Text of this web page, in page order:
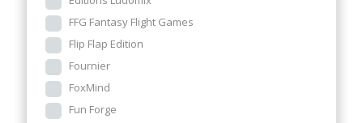
FFG Fantasy Flight Games
Flip Flap Edition
Fournier
FoxMind
Fun Forge